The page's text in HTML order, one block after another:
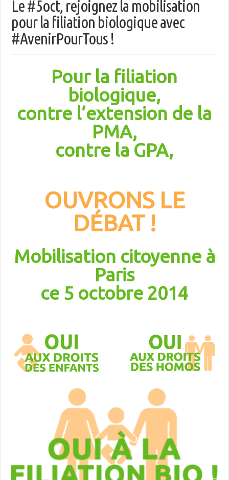
Le #5oct, rejoignez la mobilisation
pour la filiation biologique avec
#AvenirPourTous !
Pour la filiation
biologique,
contre l’extension de la
PMA,
contre la GPA,
OUVRONS LE
DÉBAT !
Mobilisation citoyenne à
Paris
ce 5 octobre 2014